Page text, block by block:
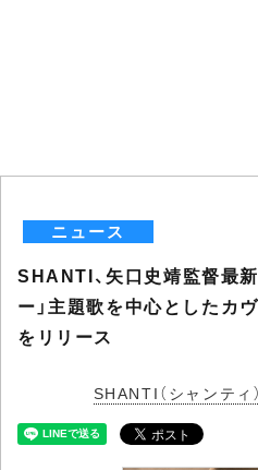
ニュース
SHANTI、矢口史靖監督最
ー」主題歌を中心としたカ
をリリース
SHANTI（シャンティ）